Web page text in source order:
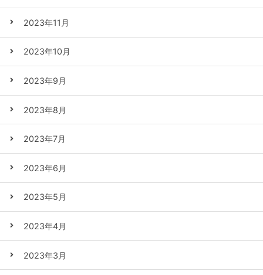
2023年11月
2023年10月
2023年9月
2023年8月
2023年7月
2023年6月
2023年5月
2023年4月
2023年3月